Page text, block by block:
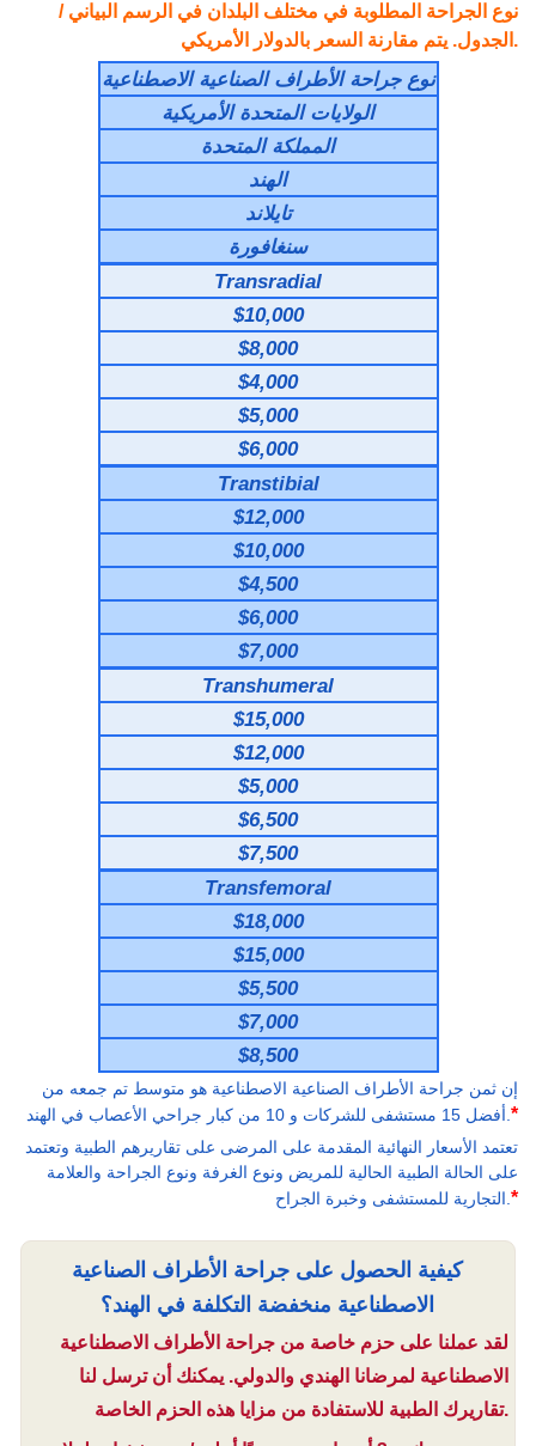
نوع الجراحة المطلوبة في مختلف البلدان في الرسم البياني /
الجدول. يتم مقارنة السعر بالدولار الأمريكي.
نوع جراحة الأطراف الصناعية الاصطناعية
الولايات المتحدة الأمريكية
المملكة المتحدة
الهند
تايلاند
سنغافورة
Transradial
$10,000
$8,000
$4,000
$5,000
$6,000
Transtibial
$12,000
$10,000
$4,500
$6,000
$7,000
Transhumeral
$15,000
$12,000
$5,000
$6,500
$7,500
Transfemoral
$18,000
$15,000
$5,500
$7,000
$8,500
إن ثمن جراحة الأطراف الصناعية الاصطناعية هو متوسط تم جمعه من
أفضل 15 مستشفى للشركات و 10 من كبار جراحي الأعصاب في الهند.*
تعتمد الأسعار النهائية المقدمة على المرضى على تقاريرهم الطبية وتعتمد
على الحالة الطبية الحالية للمريض ونوع الغرفة ونوع الجراحة والعلامة
التجارية للمستشفى وخبرة الجراح.*
كيفية الحصول على جراحة الأطراف الصناعية
الاصطناعية منخفضة التكلفة في الهند؟
لقد عملنا على حزم خاصة من جراحة الأطراف الاصطناعية
الاصطناعية لمرضانا الهندي والدولي. يمكنك أن ترسل لنا
تقاريرك الطبية للاستفادة من مزايا هذه الحزم الخاصة.